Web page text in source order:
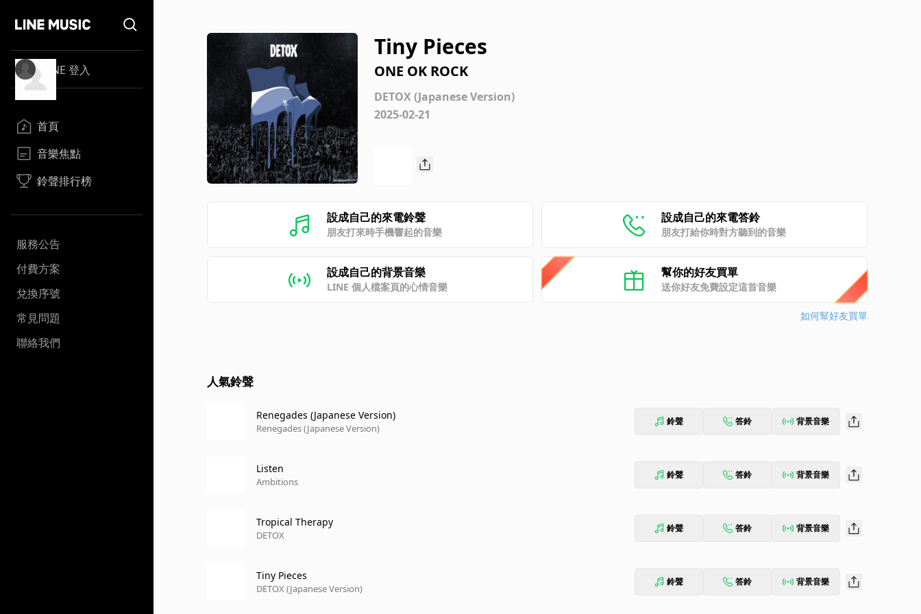
LINE 登入
首頁
音樂焦點
鈴聲排行榜
服務公告
付費方案
兌換序號
常見問題
聯絡我們
Tiny Pieces
ONE OK ROCK
DETOX (Japanese Version)
2025-02-21
設成自己的來電鈴聲
朋友打來時手機響起的音樂
設成自己的來電答鈴
朋友打給你時對方聽到的音樂
設成自己的背景音樂
LINE 個人檔案頁的心情音樂
幫你的好友買單
送你好友免費設定這首音樂
如何幫好友買單
人氣鈴聲
Renegades (Japanese Version)
Renegades (Japanese Version)
鈴聲 答鈴 背景音樂
Listen
Ambitions
鈴聲 答鈴 背景音樂
Tropical Therapy
DETOX
鈴聲 答鈴 背景音樂
Tiny Pieces
DETOX (Japanese Version)
鈴聲 答鈴 背景音樂